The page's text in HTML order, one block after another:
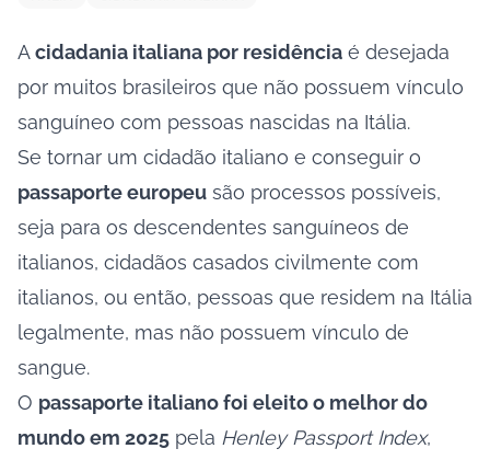
Acidadania italiana por residência é desejada
por muitos brasileiros que não possuem vínculo
sanguíneo com pessoas nascidas na Itália.
Se tornar um cidadão italiano e conseguir o
passaporte europeu são processos possíveis,
seja para os descendentes sanguíneos de
italianos, cidadãos casados civilmente com
italianos, ou então, pessoas que residem na Itália
legalmente, mas não possuem vínculo de
sangue.
O passaporte italiano foi eleito o melhor do
mundo em 2025 pela Henley Passport Index,